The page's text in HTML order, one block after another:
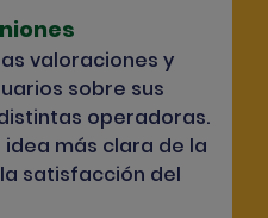
valoraciones y
sobre sus
operadoras.
más clara de la
satisfacción del